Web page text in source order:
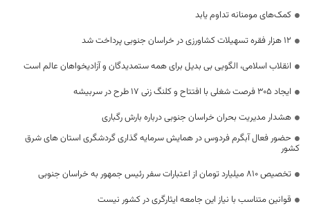
کمک‌های مومنانه تداوم یابد
12 هزار فقره تسهیلات کشاورزی در خراسان جنوبی پرداخت شد
انقلاب اسلامی، الگویی بی بدیل برای همه ستمدیدگان و آزادیخواهان عالم است
ایجاد 305 فرصت شغلی با افتتاح و کلنگ زنی 17 طرح در سربیشه
هشدار مدیریت بحران خراسان جنوبی درباره بارش رگباری
حضور فعال آبگرم فردوس در همایش سرمایه گذاری گردشگری استان های شرق
کشور
تخصیص ۸۱۰ میلیارد تومان از اعتبارات سفر رئیس جمهور به خراسان جنوبی
قوانین متناسب با نیاز این جامعه ایثارگری در کشور نیست